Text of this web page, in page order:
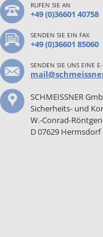
RUFEN SIE AN
+49 (0)36601 40758
SENDEN SIE EIN FAX
+49 (0)36601 85060
SENDEN SIE UNS EINE
SCHMEISSNER
Sicherheits- und
W.-Conrad-
D 07629 Hermsdorf